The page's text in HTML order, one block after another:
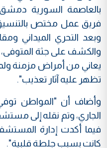
بالعاصمة السورية
فريق عمل مختص
وبعد التحري الميداني
يعاني من أمراض مزمنة
تظهر عليه آثار تعذيب".
الجاري، وتم نقله إلى
فيما أكدت إدارة
كانت بسبب جلطة قلبية".